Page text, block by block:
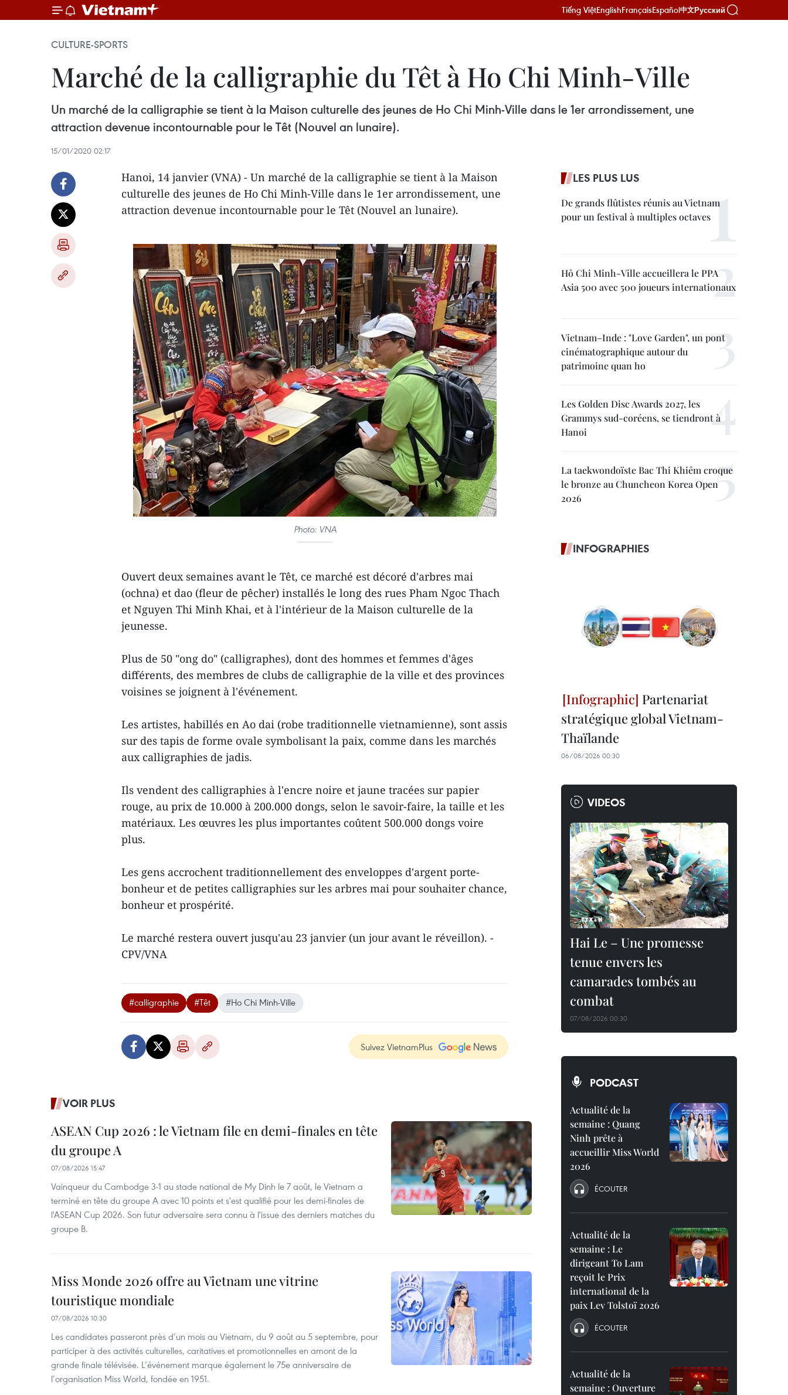
Tiếng ViệtEnglishFrançaisEspañol中文Русский
CULTURE-SPORTS
Marché de la calligraphie du Têt à Ho Chi Minh-Ville
Un marché de la calligraphie se tient à la Maison culturelle des jeunes de Ho Chi Minh-Ville dans le 1er arrondissement, une
attraction devenue incontournable pour le Têt (Nouvel an lunaire).
15/01/2020 02:17
Hanoi, 14 janvier (VNA) - Un marché de la calligraphie se tient à la Maison
culturelle des jeunes de Ho Chi Minh-Ville dans le 1er arrondissement, une
attraction devenue incontournable pour le Têt (Nouvel an lunaire).
Photo: VNA
Ouvert deux semaines avant le Têt, ce marché est décoré d'arbres mai
(ochna) et dao (fleur de pêcher) installés le long des rues Pham Ngoc Thach
et Nguyen Thi Minh Khai, et à l'intérieur de la Maison culturelle de la
jeunesse.
Plus de 50 "ong do" (calligraphes), dont des hommes et femmes d'âges
différents, des membres de clubs de calligraphie de la ville et des provinces
voisines se joignent à l'événement.
Les artistes, habillés en Ao dai (robe traditionnelle vietnamienne), sont assis
sur des tapis de forme ovale symbolisant la paix, comme dans les marchés
aux calligraphies de jadis.
Ils vendent des calligraphies à l'encre noire et jaune tracées sur papier
rouge, au prix de 10.000 à 200.000 dongs, selon le savoir-faire, la taille et les
matériaux. Les œuvres les plus importantes coûtent 500.000 dongs voire
plus.
Les gens accrochent traditionnellement des enveloppes d'argent porte-
bonheur et de petites calligraphies sur les arbres mai pour souhaiter chance,
bonheur et prospérité.
Le marché restera ouvert jusqu'au 23 janvier (un jour avant le réveillon). -
CPV/VNA
#calligraphie #Têt #Ho Chi Minh-Ville
Suivez VietnamPlus
VOIR PLUS
ASEAN Cup 2026 : le Vietnam file en demi-finales en tête
du groupe A
07/08/2026 15:47
Vainqueur du Cambodge 3-1 au stade national de My Dinh le 7 août, le Vietnam a
terminé en tête du groupe A avec 10 points et s'est qualifié pour les demi-finales de
l'ASEAN Cup 2026. Son futur adversaire sera connu à l'issue des derniers matches du
groupe B.
Miss Monde 2026 offre au Vietnam une vitrine
touristique mondiale
07/08/2026 10:30
Les candidates passeront près d’un mois au Vietnam, du 9 août au 5 septembre, pour
participer à des activités culturelles, caritatives et promotionnelles en amont de la
grande finale télévisée. L’événement marque également le 75e anniversaire de
l’organisation Miss World, fondée en 1951.
LES PLUS LUS
De grands flûtistes réunis au Vietnam
pour un festival à multiples octaves
Hô Chi Minh-Ville accueillera le PPA
Asia 500 avec 500 joueurs internationaux
Vietnam–Inde : "Love Garden", un pont
cinématographique autour du
patrimoine quan ho
Les Golden Disc Awards 2027, les
Grammys sud-coréens, se tiendront à
Hanoi
La taekwondoïste Bac Thi Khiêm croque
le bronze au Chuncheon Korea Open
2026
INFOGRAPHIES
Partenariat
stratégique global Vietnam-
Thaïlande
06/08/2026 00:30
VIDEOS
Hai Le – Une promesse
tenue envers les
camarades tombés au
combat
07/08/2026 00:30
PODCAST
Actualité de la
semaine : Quang
Ninh prête à
accueillir Miss World
2026
ÉCOUTER
Actualité de la
semaine : Le
dirigeant To Lam
reçoit le Prix
international de la
paix Lev Tolstoï 2026
ÉCOUTER
Actualité de la
semaine : Ouverture